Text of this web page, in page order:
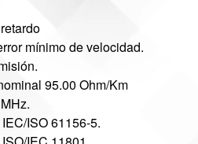
mínimo de velocidad.
95.00 Ohm/Km
ISO 61156-5.